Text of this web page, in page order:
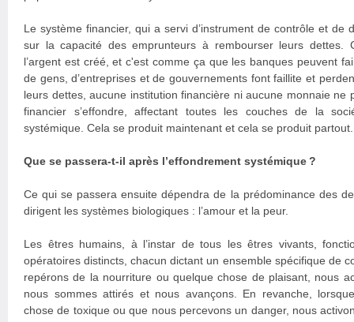
Le système financier, qui a servi d’instrument de contrôle et de
sur la capacité des emprunteurs à rembourser leurs dettes.
l’argent est créé, et c'est comme ça que les banques peuvent
de gens, d’entreprises et de gouvernements font faillite et
leurs dettes, aucune institution financière ni aucune monnaie ne
financier s’effondre, affectant toutes les couches de la
systémique. Cela se produit maintenant et cela se produit partout.
Que se passera-t-il après l’effondrement systémique ?
Ce qui se passera ensuite dépendra de la prédominance des
dirigent les systèmes biologiques : l’amour et la peur.
Les êtres humains, à l’instar de tous les êtres vivants,
opératoires distincts, chacun dictant un ensemble spécifique de
repérons de la nourriture ou quelque chose de plaisant, nous
nous sommes attirés et nous avançons. En revanche,
chose de toxique ou que nous percevons un danger, nous